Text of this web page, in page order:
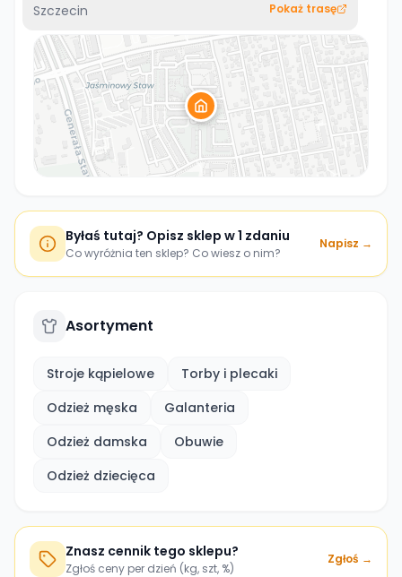
Szczecin Pokaż trasę
Byłaś tutaj? Opisz sklep w 1 zdaniu
Co wyróżnia ten sklep? Co wiesz o nim?
Napisz →
Asortyment
Stroje kąpielowe
Torby i plecaki
Odzież męska
Galanteria
Odzież damska
Obuwie
Odzież dziecięca
Znasz cennik tego sklepu?
Zgłoś ceny per dzień (kg, szt, %)
Zgłoś →